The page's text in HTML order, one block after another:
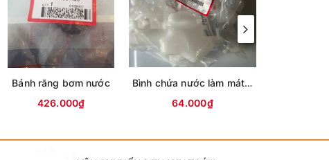
Bánh răng bơm nước
426.000₫
Bình chứa nước làm mát WINNER
64.000₫